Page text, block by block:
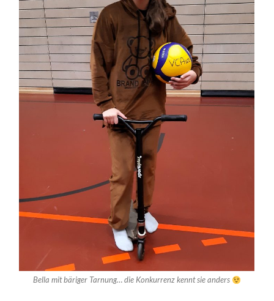
Bella mit bäriger Tarnung… die Konkurrenz kennt sie anders